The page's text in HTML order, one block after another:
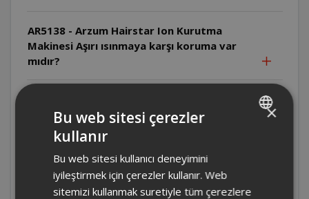
AR5138 - Arzum Hairstar Ion Kurutma
Makinesi Aşırı ısınmaya karşı koruma var
mıdır?
Makinesi Arıza durumunda ne yapılmalıdır?
AR5134- Arzum Hairstar Neo Kurutma
Makinesi Üretici/İthalatçı firma kimdir ve
ürün nerede üretilmiştir?
×
Bu web sitesi çerezler
kullanır
Bu web sitesi kullanıcı deneyimini
iyileştirmek için çerezler kullanır. Web
sitemizi kullanmak suretiyle tüm çerezlere